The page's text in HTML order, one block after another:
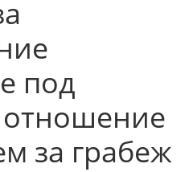
под
отношение
за грабеж